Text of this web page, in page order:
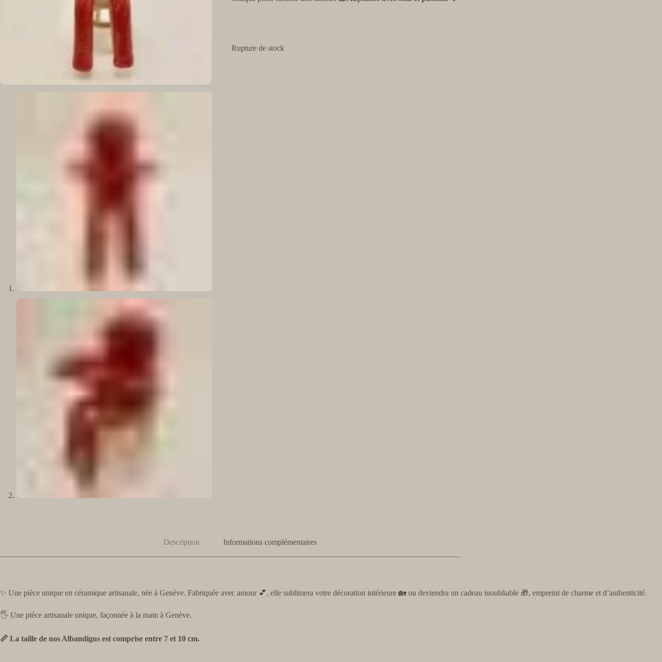
Rupture de stock
Description Informations complémentaires
✨ Une pièce unique en céramique artisanale, née à Genève. Fabriquée avec amour 💕, elle sublimera votre décoration intérieure 🏡 ou deviendra un cadeau inoubliable 🎁, empreint de charme et d’authenticité.
🖐️ Une pièce artisanale unique, façonnée à la main à Genève.
📏 La taille de nos Albandigus est comprise entre 7 et 10 cm.